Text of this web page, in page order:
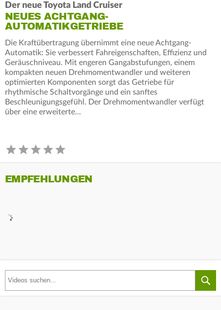
Der neue Toyota Land Cruiser
NEUES ACHTGANG-
AUTOMATIKGETRIEBE
Die Kraftübertragung übernimmt eine neue Achtgang-
Automatik: Sie verbessert Fahreigenschaften, Effizienz und
Geräuschniveau. Mit engeren Gangabstufungen, einem
kompakten neuen Drehmomentwandler und weiteren
optimierten Komponenten sorgt das Getriebe für
rhythmische Schaltvorgänge und ein sanftes
Beschleunigungsgefühl. Der Drehmomentwandler verfügt
über eine erweiterte…
EMPFEHLUNGEN